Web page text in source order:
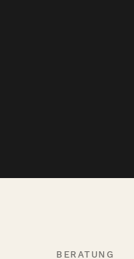
BERATUNG